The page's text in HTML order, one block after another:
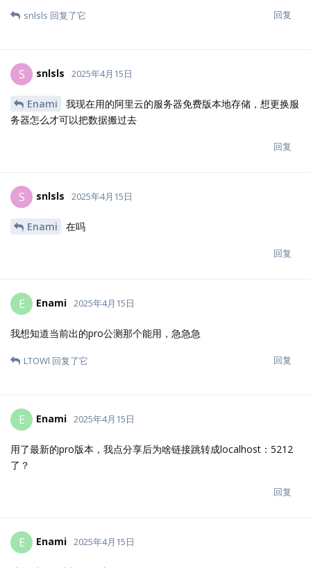
回复
snlsls 回复了它
S snlsls 2025年4月15日
Enami
我现在用的阿里云的服务器免费版本地存储，想更换服
务器怎么才可以把数据搬过去
回复
S snlsls 2025年4月15日
Enami 在吗
回复
E Enami 2025年4月15日
我想知道当前出的pro公测那个能用，急急急
回复
LTOWl 回复了它
E Enami 2025年4月15日
用了最新的pro版本，我点分享后为啥链接跳转成localhost：5212
了？
回复
E Enami 2025年4月15日